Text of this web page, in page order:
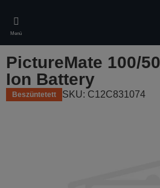
main
content
Menü
PictureMate 100/
Ion Battery
Beszüntetett SKU: C12C831074